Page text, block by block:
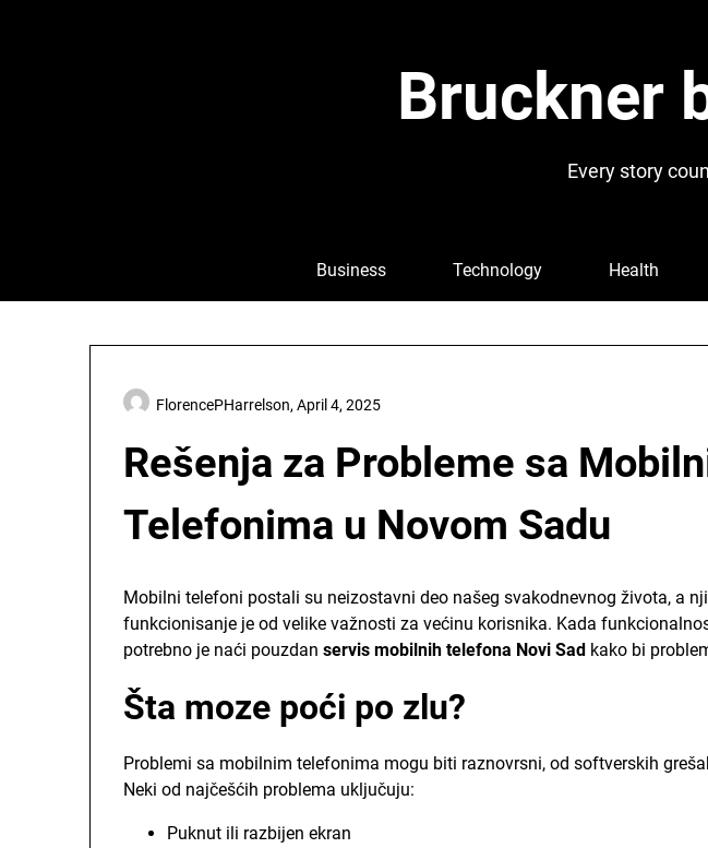
Bruckner
Every story
Business Technology Health
Rešenja za Probleme sa
Telefonima u Novom Sadu
FlorencePHarrelson, April 4, 2025
Mobilni telefoni postali su neizostavni deo našeg svakodnevnog života, a
funkcionisanje je od velike važnosti za većinu korisnika. Kada
potrebno je naći pouzdan servis mobilnih telefona Novi Sad kako bi
Šta moze poći po zlu?
Problemi sa mobilnim telefonima mogu biti raznovrsni, od softverskih
Neki od najčešćih problema uključuju:
Puknut ili razbijen ekran